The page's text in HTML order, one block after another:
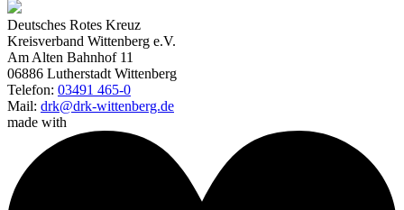
Deutsches Rotes Kreuz
Kreisverband Wittenberg e.V.
Am Alten Bahnhof 11
06886 Lutherstadt Wittenberg
Telefon: 03491 465-0
Mail: drk@drk-wittenberg.de
made with